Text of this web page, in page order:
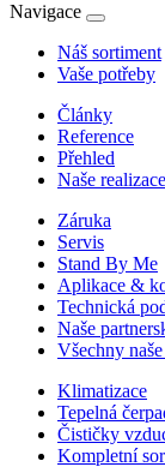
Navigace
Náš sortiment
Vaše potřeby
Články
Reference
Přehled
Naše realizace
Záruka
Servis
Stand By Me
Aplikace &
Technická
Naše
Všechny
Klimatizace
Tepelná
Čističky
Kompletní